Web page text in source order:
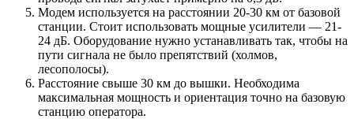
Модем используется на расстоянии 20-30 км от базовой
станции. Стоит использовать мощные усилители — 21-
24 дБ. Оборудование нужно устанавливать так, чтобы на
пути сигнала не было препятствий (холмов,
лесополосы).
Расстояние свыше 30 км до вышки. Необходима
максимальная мощность и ориентация точно на базовую
станцию оператора.